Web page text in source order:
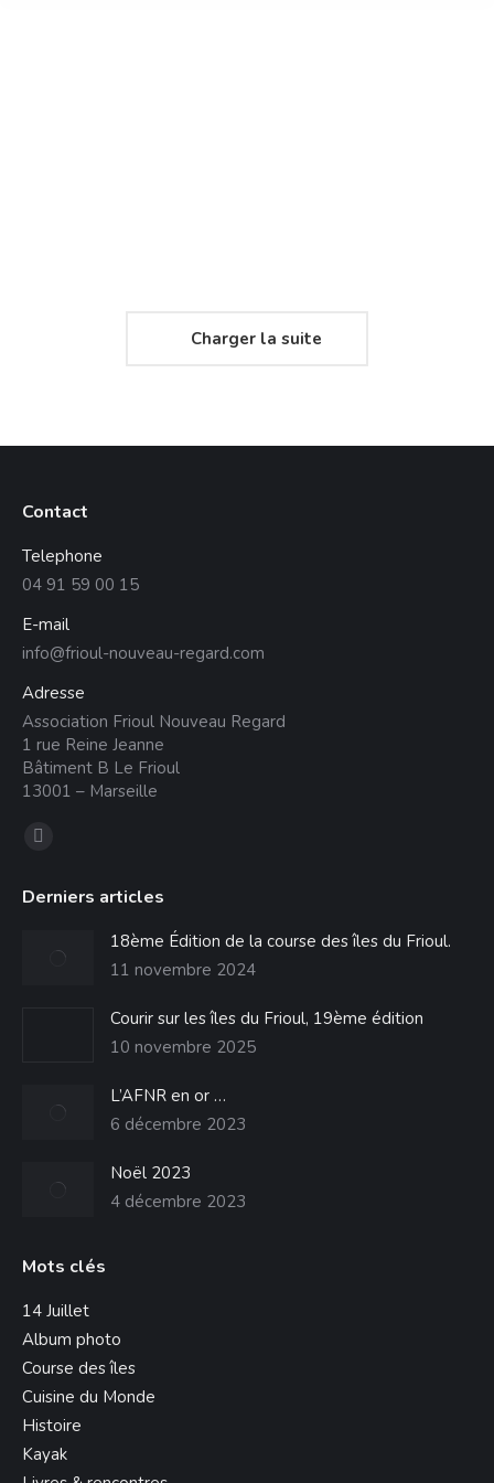
Charger la suite
Contact
Telephone
04 91 59 00 15
E-mail
info@frioul-nouveau-regard.com
Adresse
Association Frioul Nouveau Regard
1 rue Reine Jeanne
Bâtiment B Le Frioul
13001 – Marseille
Trouvez nous sur :
La
Facebook
dans
Derniers articles
18ème Édition de la course des îles du Frioul.
11 novembre 2024
Courir sur les îles du Frioul, 19ème édition
10 novembre 2025
L’AFNR en or …
6 décembre 2023
Noël 2023
4 décembre 2023
Mots clés
14 Juillet
Album photo
Course des îles
Cuisine du Monde
Histoire
Kayak